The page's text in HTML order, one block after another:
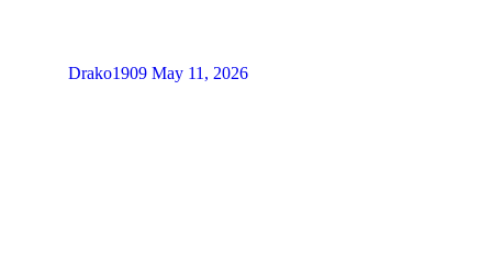
Drako1909 May 11, 2026